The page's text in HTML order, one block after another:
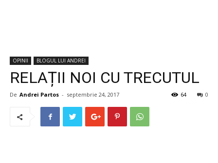
OPINII BLOGUL LUI ANDREI
RELAȚII NOI CU TRECUTUL
De Andrei Partos - septembrie 24, 2017 0
64